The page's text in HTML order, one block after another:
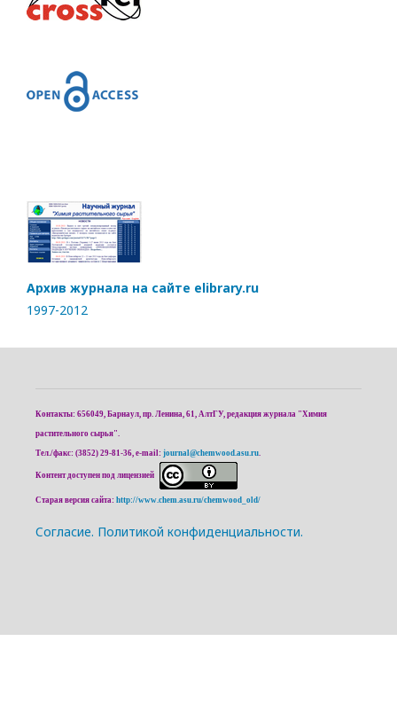
Архив журнала на сайте elibrary.ru
1997-2012
Контакты: 656049, Барнаул, пр. Ленина, 61, АлтГУ, редакция журнала "Химия
растительного сырья".
Тел./факс: (3852) 29-81-36, e-mail: journal@chemwood.asu.ru.
Контент доступен под лицензией
Старая версия сайта: http://www.chem.asu.ru/chemwood_old/
Cогласие. Политикой конфиденциальности.